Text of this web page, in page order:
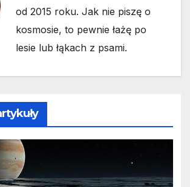
od 2015 roku. Jak nie piszę o
kosmosie, to pewnie łażę po
lesie lub łąkach z psami.